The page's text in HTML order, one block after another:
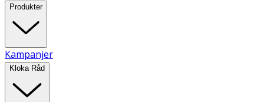
Produkter
Kampanjer
Kloka Råd